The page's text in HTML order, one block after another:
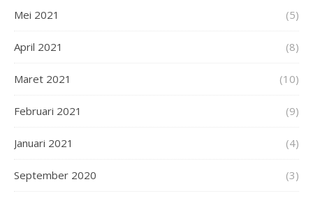
Mei 2021 (5)
April 2021 (8)
Maret 2021 (10)
Februari 2021 (9)
Januari 2021 (4)
September 2020 (3)